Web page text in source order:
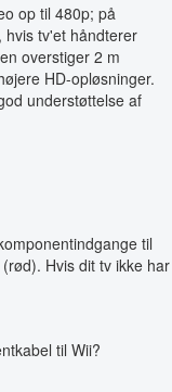
op til 480p; på
hvis tv'et håndterer
overstiger 2 m
HD-opløsninger.
understøttelse af
til
Hvis dit tv ikke har
til Wii?